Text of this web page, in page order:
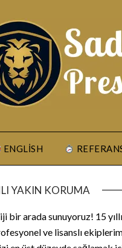
ENGLISH
YAKIN KORUMA
bir arada sunuyoruz! 15
ve lisanslı